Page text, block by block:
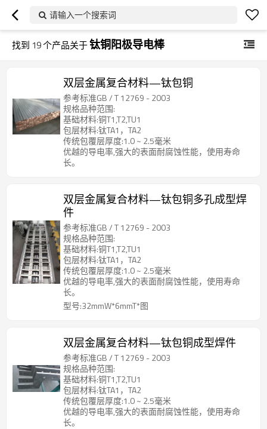
请输入一个搜索词
找到 19个产品关于钛铜阳极导电棒
双层金属复合材料—钛包铜
参考标准GB / T 12769 - 2003
规格品种范围:
基础材料:铜T1,T2,TU1
包层材料:钛TA1，TA2
传统包覆层厚度:1.0 ~ 2.5毫米
优越的导电率,强大的表面耐腐蚀性能，使用寿命
长。
双层金属复合材料—钛包铜多孔成型焊
件
参考标准GB / T 12769 - 2003
规格品种范围:
基础材料:铜T1,T2,TU1
包层材料:钛TA1，TA2
传统包覆层厚度:1.0 ~ 2.5毫米
优越的导电率,强大的表面耐腐蚀性能，使用寿命
长。
型号:32mmW*6mmT*图
双层金属复合材料—钛包铜成型焊件
参考标准GB / T 12769 - 2003
规格品种范围:
基础材料:铜T1,T2,TU1
包层材料:钛TA1，TA2
传统包覆层厚度:1.0 ~ 2.5毫米
优越的导电率,强大的表面耐腐蚀性能，使用寿命
长。